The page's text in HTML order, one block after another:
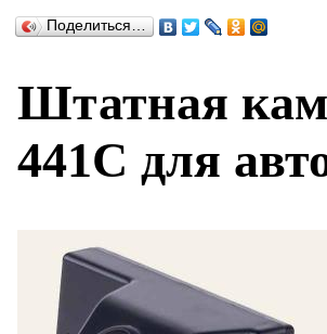
Поделиться…
Штатная
441C для